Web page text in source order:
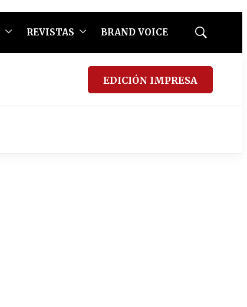
REVISTAS BRAND VOICE
Mostrar
EDICIÓN IMPRESA